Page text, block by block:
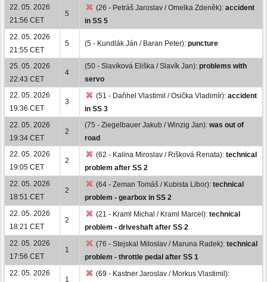
22. 05. 2026
21:56 CET
5
(26 - Petráš Jaroslav / Omelka Zdeněk): accident
in SS 5
22. 05. 2026
21:55 CET
5 (5 - Kundlák Ján / Baran Peter): puncture
25. 05. 2026
22:43 CET
4
(50 - Slavíková Eliška / Slavík Jan): problems with
servo
22. 05. 2026
19:36 CET
3
(51 - Daňhel Vlastimil / Osička Vladimír): accident
in SS 3
22. 05. 2026
19:34 CET
2
(75 - Ziegelbauer Jakub / Winzig Jan): was out of
road
22. 05. 2026
19:05 CET
2
(62 - Kalina Miroslav / Rišková Renata): technical
problem after SS 2
22. 05. 2026
18:51 CET
2
(64 - Zeman Tomáš / Kubista Libor): technical
problem - gearbox in SS 2
22. 05. 2026
18:21 CET
2
(21 - Kraml Michal / Kraml Marcel): technical
problem - driveshaft after SS 2
22. 05. 2026
17:56 CET
1
(76 - Stejskal Miloslav / Maruna Radek): technical
problem - throttle pedal after SS 1
22. 05. 2026
1
(69 - Kastner Jaroslav / Morkus Vlastimil):